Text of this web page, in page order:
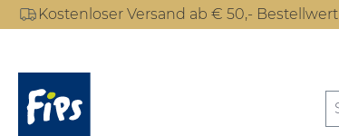
Hauptinhalt springen
Zur Suche springen
Zur Hauptnavigation springen
Kostenloser Versand ab € 50,- Bestellwert